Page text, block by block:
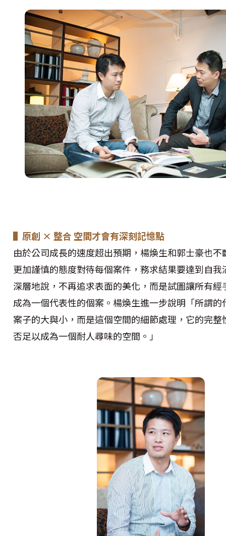
▌原創 × 整合 空間才會有深刻記憶點
由於公司成長的速度超出預期，楊煥生和郭士豪也不
更加謹慎的態度對待每個案件，務求結果要達到自我
深層地說，不再追求表面的美化，而是試圖讓所有經
成為一個代表性的個案。楊煥生進一步說明「所謂的
案子的大與小，而是這個空間的細節處理，它的完整
否足以成為一個耐人尋味的空間。」